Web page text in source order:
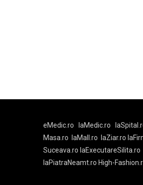
eMedic.ro laMedic.ro
Masa.ro
laMall.ro laZiar.ro
Suceava.ro laExecutareSilita.ro
laPiatraNeamt.ro High-